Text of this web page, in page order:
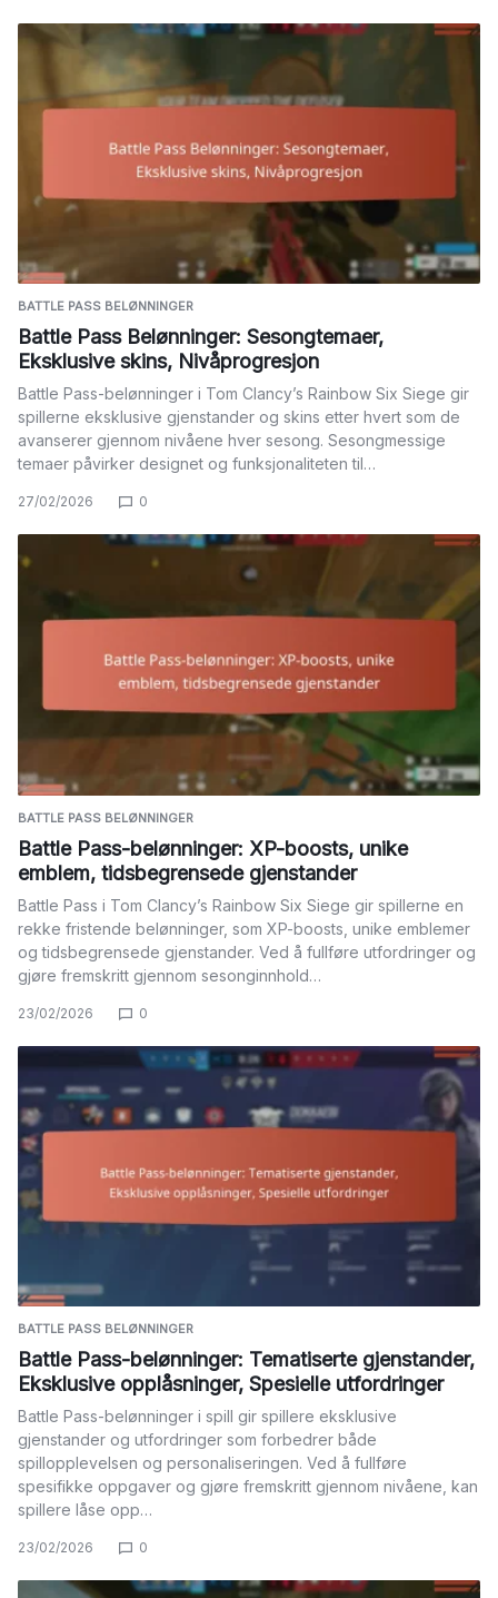
BATTLE PASS BELØNNINGER
Battle Pass Belønninger: Sesongtemaer,
Eksklusive skins, Nivåprogresjon
Battle Pass-belønninger i Tom Clancy’s Rainbow Six Siege gir
spillerne eksklusive gjenstander og skins etter hvert som de
avanserer gjennom nivåene hver sesong. Sesongmessige
temaer påvirker designet og funksjonaliteten til…
27/02/2026 0
BATTLE PASS BELØNNINGER
Battle Pass-belønninger: XP-boosts, unike
emblem, tidsbegrensede gjenstander
Battle Pass i Tom Clancy’s Rainbow Six Siege gir spillerne en
rekke fristende belønninger, som XP-boosts, unike emblemer
og tidsbegrensede gjenstander. Ved å fullføre utfordringer og
gjøre fremskritt gjennom sesonginnhold…
23/02/2026 0
BATTLE PASS BELØNNINGER
Battle Pass-belønninger: Tematiserte gjenstander,
Eksklusive opplåsninger, Spesielle utfordringer
Battle Pass-belønninger i spill gir spillere eksklusive
gjenstander og utfordringer som forbedrer både
spillopplevelsen og personaliseringen. Ved å fullføre
spesifikke oppgaver og gjøre fremskritt gjennom nivåene, kan
spillere låse opp…
23/02/2026 0